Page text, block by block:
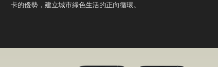
卡的優勢，建立城市綠色生活的正向循環。​